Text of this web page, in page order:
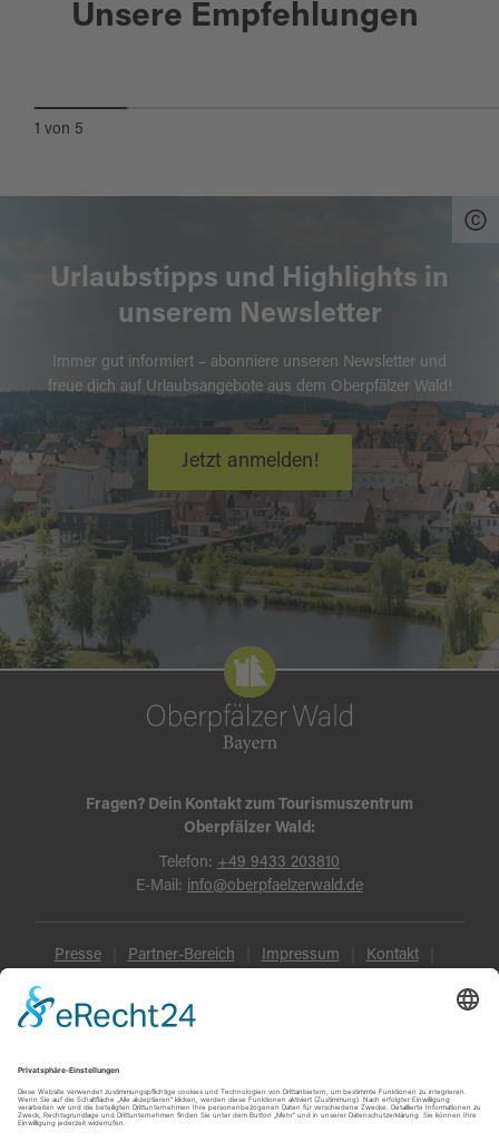
Unsere Empfehlungen
GROSSE MOTORRAD-L
1 von 5
Urlaubstipps und Highlights in
unserem Newsletter
Immer gut informiert – abonniere unseren Newsletter und
freue dich auf Urlaubsangebote aus dem Oberpfälzer Wald!
Jetzt anmelden!
Fragen? Dein Kontakt zum Tourismuszentrum
Oberpfälzer Wald:
Telefon: +49 9433 203810
E-Mail: info@oberpfaelzerwald.de
Presse Partner-Bereich Impressum Kontakt
Datenschutz